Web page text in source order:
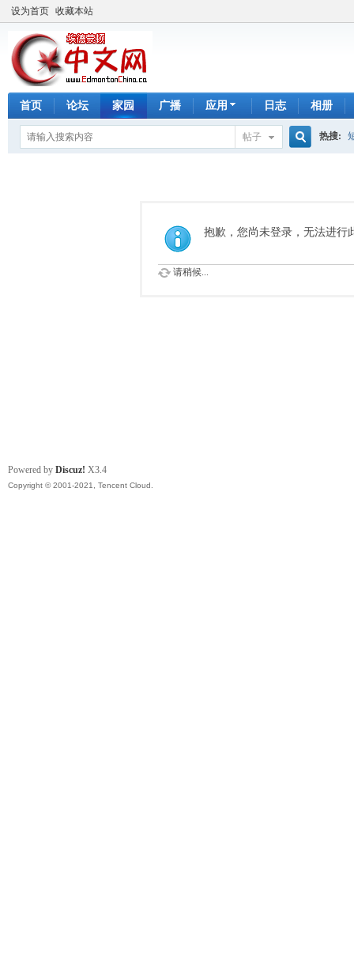
设为首页 收藏本站
首页 论坛 家园 广播 应用 日志 相册
帖子
索
热搜:
抱歉，您尚未登录，无法进行
请稍候...
Powered by Discuz! X3.4
Copyright © 2001-2021, Tencent Cloud.